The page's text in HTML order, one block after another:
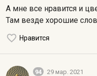
А мне все нравится и
Там везде хорошие
Нравится
94 29 мар. 2021